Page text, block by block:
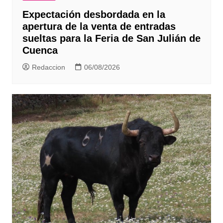
Expectación desbordada en la
apertura de la venta de entradas
sueltas para la Feria de San Julián de
Cuenca
Redaccion 06/08/2026